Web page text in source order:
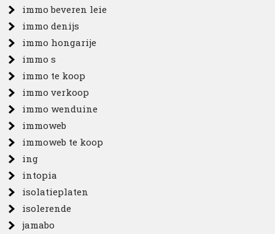
immo beveren leie
immo denijs
immo hongarije
immo s
immo te koop
immo verkoop
immo wenduine
immoweb
immoweb te koop
ing
intopia
isolatieplaten
isolerende
jamabo